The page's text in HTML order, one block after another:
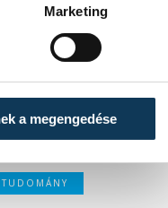
Marketing
a megengedése
A Tisza-frakció
kedden
A Tisza-frakció
parlament jövő
köztársasági elnököt.
TUDOMÁNY